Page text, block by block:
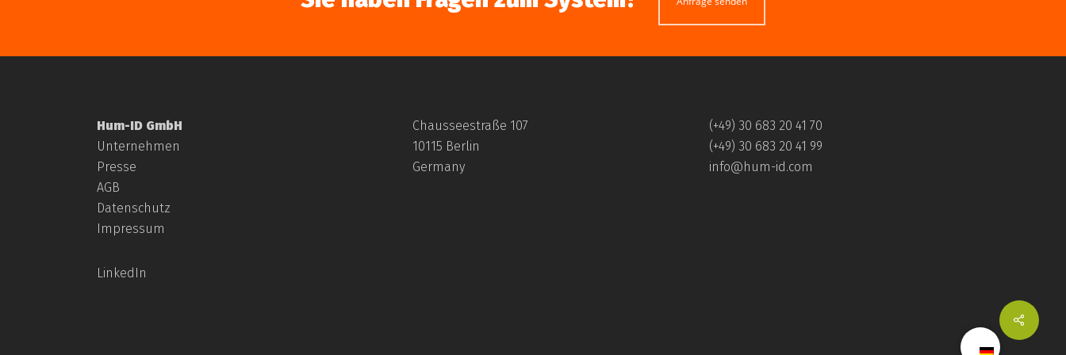
Hum-ID GmbH
Unternehmen
Presse
AGB
Datenschutz
Impressum
LinkedIn
Chausseestraße 107
10115 Berlin
Germany
(+49) 30 683 20 41 70
(+49) 30 683 20 41 99
info@hum-id.com